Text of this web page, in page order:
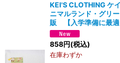
KEI'S CLOTHING
ニマルランド・グ
販 【入学準備に最適
858円(税込)
在庫わずか